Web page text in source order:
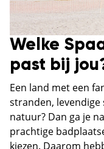
Welke
past bij
Een land met een
stranden,
natuur? Dan ga je
prachtige
kiezen. Daarom